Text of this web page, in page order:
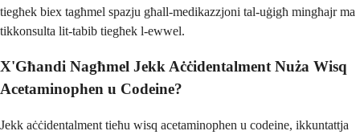
tiegħek biex tagħmel spazju għall-medikazzjoni tal-uġigħ mingħajr ma
tikkonsulta lit-tabib tiegħek l-ewwel.
X'Għandi Nagħmel Jekk Aċċidentalment Nuża Wisq
Acetaminophen u Codeine?
Jekk aċċidentalment tieħu wisq acetaminophen u codeine, ikkuntattja